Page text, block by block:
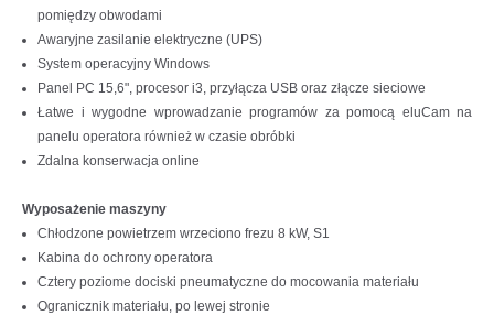
pomiędzy obwodami
Awaryjne zasilanie elektryczne (UPS)
System operacyjny Windows
Panel PC 15,6", procesor i3, przyłącza USB oraz złącze sieciowe
Łatwe i wygodne wprowadzanie programów za pomocą eluCam na
panelu operatora również w czasie obróbki
Zdalna konserwacja online
Wyposażenie maszyny
Chłodzone powietrzem wrzeciono frezu 8 kW, S1
Kabina do ochrony operatora
Cztery poziome dociski pneumatyczne do mocowania materiału
Ogranicznik materiału, po lewej stronie